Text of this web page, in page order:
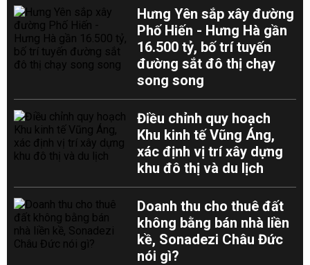
Hưng Yên sắp xây đường
Phố Hiến - Hưng Hà gần
16.500 tỷ, bố trí tuyến
đường sắt đô thị chạy
song song
Điều chỉnh quy hoạch
Khu kinh tế Vũng Áng,
xác định vị trí xây dựng
khu đô thị và du lịch
Doanh thu cho thuê đất
không bằng bán nhà liền
kề, Sonadezi Châu Đức
nói gì?